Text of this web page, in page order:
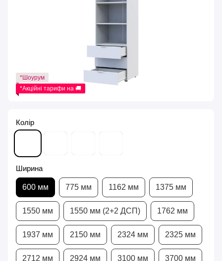
*Шоурум
*Акційні тарифи на 🚚
Колір
Ширина
600 мм 775 мм 1162 мм 1375 мм
1550 мм 1550 мм (2+2 ДСП) 1762 мм
1937 мм 2150 мм 2324 мм 2325 мм
2712 мм 2924 мм 3100 мм 3700 мм